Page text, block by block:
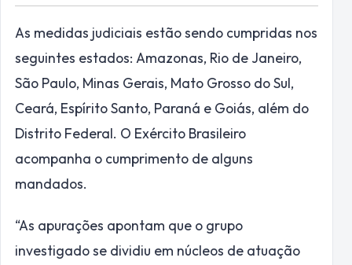
As medidas judiciais estão sendo cumpridas nos
seguintes estados: Amazonas, Rio de Janeiro,
São Paulo, Minas Gerais, Mato Grosso do Sul,
Ceará, Espírito Santo, Paraná e Goiás, além do
Distrito Federal. O Exército Brasileiro
acompanha o cumprimento de alguns
mandados.
“As apurações apontam que o grupo
investigado se dividiu em núcleos de atuação